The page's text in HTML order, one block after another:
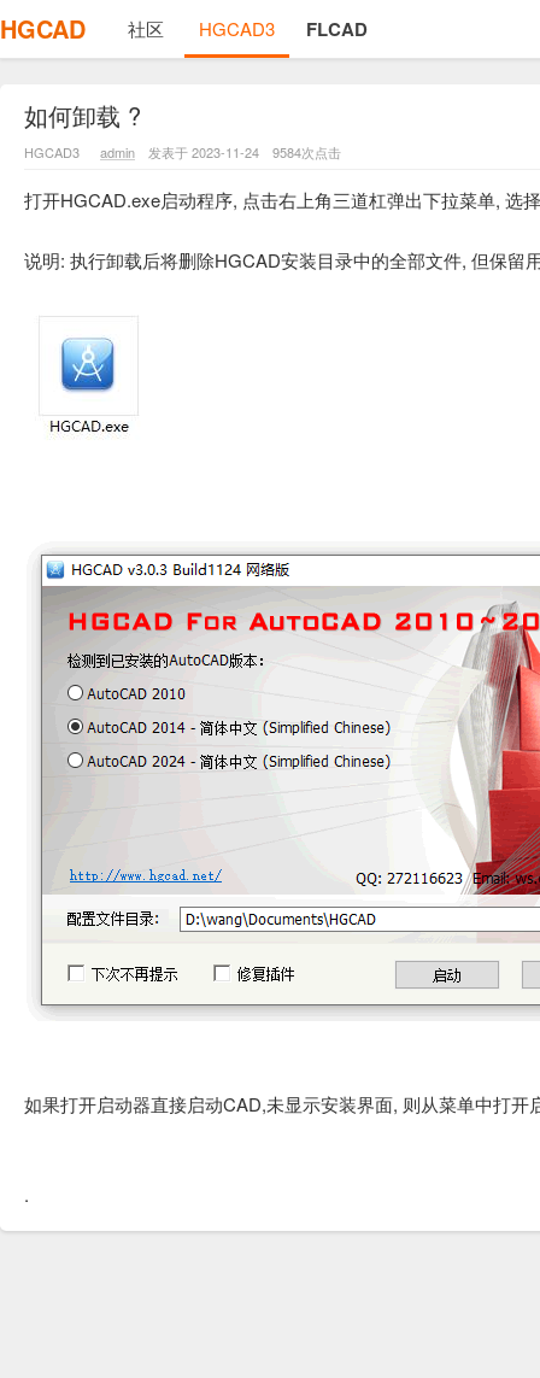
HGCAD 社区 HGCAD3 FLCAD
如何卸载 ?
HGCAD3 admin 发表于 2023-11-24 9584次点击
打开HGCAD.exe启动程序, 点击右上角三道杠弹出下拉菜单, 选
说明: 执行卸载后将删除HGCAD安装目录中的全部文件, 但保留
如果打开启动器直接启动CAD,未显示安装界面, 则从菜单中打
.